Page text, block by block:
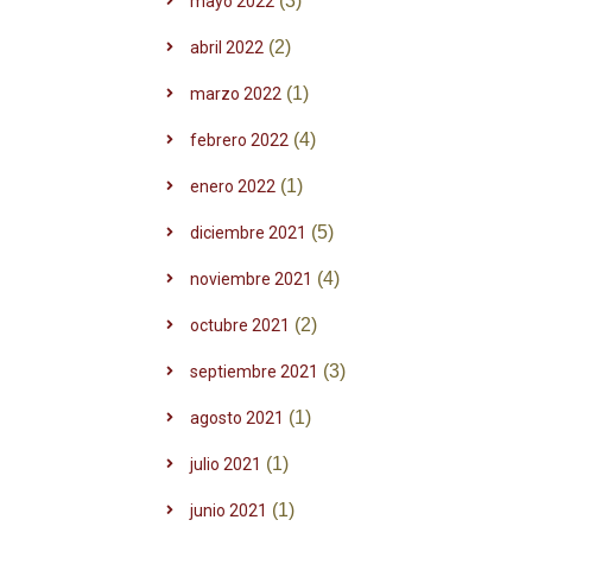
abril 2022 (2)
marzo 2022 (1)
febrero 2022 (4)
enero 2022 (1)
diciembre 2021 (5)
noviembre 2021 (4)
octubre 2021 (2)
septiembre 2021 (3)
agosto 2021 (1)
julio 2021 (1)
junio 2021 (1)